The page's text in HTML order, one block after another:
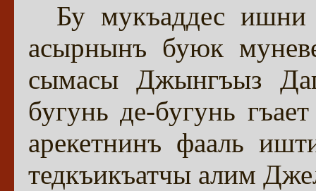
Бу мукъаддес
асырнынъ буюк
сымасы Джынгъыз
бугунь де-бугунь
арекетнинъ фааль
тедкъикъатчы алим